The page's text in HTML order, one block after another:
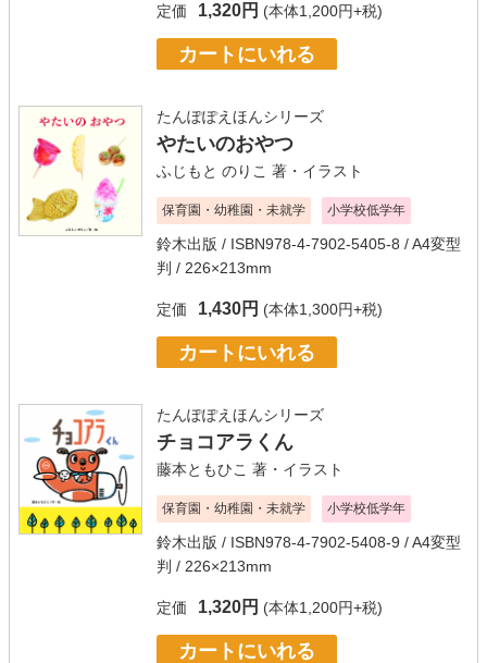
定価 1,320円 (本体1,200円+税)
カートにいれる
たんぽぽえほんシリーズ
やたいのおやつ
ふじもと のりこ 著・イラスト
保育園・幼稚園・未就学 小学校低学年
鈴木出版 / ISBN978-4-7902-5405-8 / A4変型
判 / 226×213mm
定価 1,430円 (本体1,300円+税)
カートにいれる
たんぽぽえほんシリーズ
チョコアラくん
藤本ともひこ 著・イラスト
保育園・幼稚園・未就学 小学校低学年
鈴木出版 / ISBN978-4-7902-5408-9 / A4変型
判 / 226×213mm
定価 1,320円 (本体1,200円+税)
カートにいれる